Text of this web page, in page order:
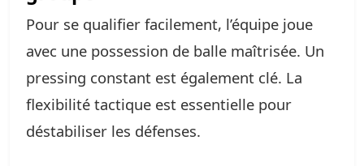
Pour se qualifier facilement, l’équipe joue
avec une possession de balle maîtrisée. Un
pressing constant est également clé. La
flexibilité tactique est essentielle pour
déstabiliser les défenses.